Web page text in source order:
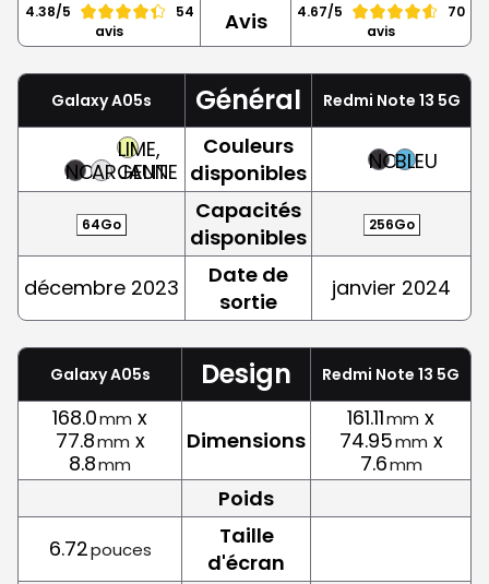
4.38/5
54
avis
Avis 4.67/5
70
avis
Galaxy A05s Général Redmi Note 13 5G
NOIRARGENT
LIME,
JAUNE
Couleurs
disponibles
NOIRBLEU
64Go
Capacités
disponibles
256Go
décembre 2023
Date de
sortie
janvier 2024
Galaxy A05s Design Redmi Note 13 5G
168.0mm x
77.8mm x
8.8mm
Dimensions
161.11mm x
74.95mm x
7.6mm
Poids
6.72pouces
Taille
d'écran